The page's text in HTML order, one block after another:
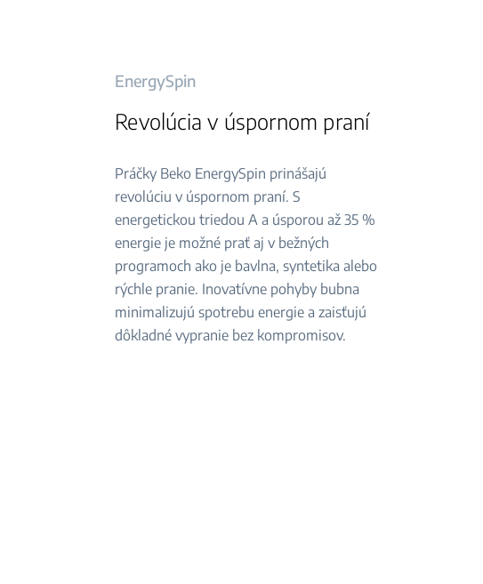
EnergySpin
Revolúcia v úspornom praní
Práčky Beko EnergySpin prinášajú
revolúciu v úspornom praní. S
energetickou triedou A a úsporou až 35 %
energie je možné prať aj v bežných
programoch ako je bavlna, syntetika alebo
rýchle pranie. Inovatívne pohyby bubna
minimalizujú spotrebu energie a zaisťujú
dôkladné vypranie bez kompromisov.